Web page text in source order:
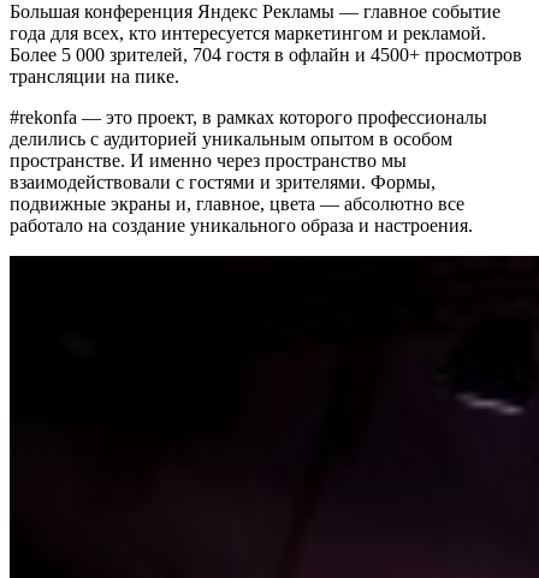
Большая конференция Яндекс Рекламы — главное событие
года для всех, кто интересуется маркетингом и рекламой.
Более 5 000 зрителей, 704 гостя в офлайн и 4500+ просмотров
трансляции на пике.
#rekonfa — это проект, в рамках которого профессионалы
делились с аудиторией уникальным опытом в особом
пространстве. И именно через пространство мы
взаимодействовали с гостями и зрителями. Формы,
подвижные экраны и, главное, цвета — абсолютно все
работало на создание уникального образа и настроения.